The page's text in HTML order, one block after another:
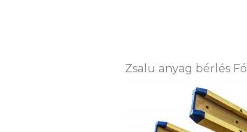
Zsalu anyag bérlés